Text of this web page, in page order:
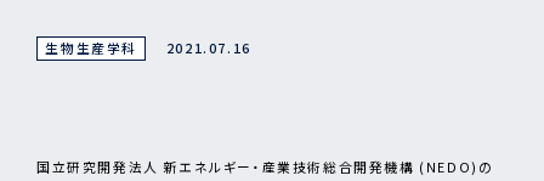
生物生産学科 2021.07.16
国立研究開発法人 新エネルギー・産業技術総合開発機構 (NEDO)の